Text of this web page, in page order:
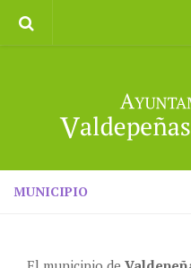
II CXM ROMPEALBARCAS
MUNICIPIO